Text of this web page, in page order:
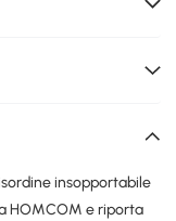
insopportabile
HOMCOM e riporta